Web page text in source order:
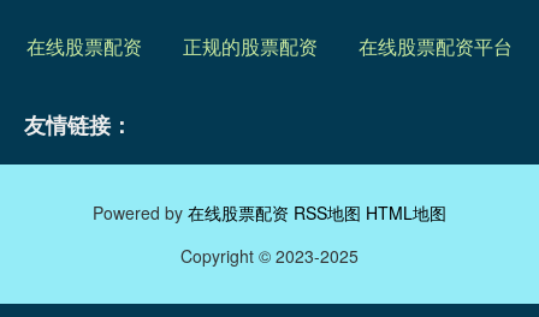
在线股票配资 正规的股票配资 在线股票配资平台
友情链接：
Powered by 在线股票配资 RSS地图 HTML地图
Copyright © 2023-2025